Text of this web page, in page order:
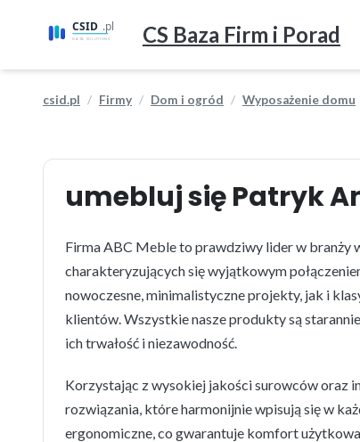
CS Baza Firm i Porad
csid.pl Firmy Dom i ogród Wyposażenie domu
umebluj się Patryk
Firma ABC Meble to prawdziwy lider w branży
charakteryzujących się wyjątkowym
nowoczesne, minimalistyczne projekty, jak i
klientów. Wszystkie nasze produkty są
ich trwałość i niezawodność.
Korzystając z wysokiej jakości surowców oraz
rozwiązania, które harmonijnie wpisują się w
ergonomiczne, co gwarantuje komfort